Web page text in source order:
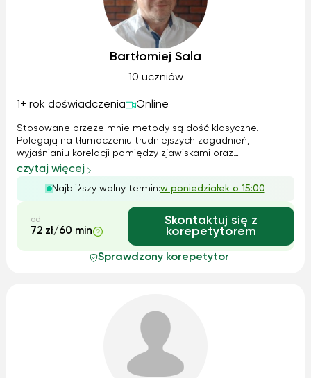
Bartłomiej Sala
10 uczniów
1+ rok doświadczenia Online
Stosowane przeze mnie metody są dość klasyczne.
Polegają na tłumaczeniu trudniejszych zagadnień,
wyjaśnianiu korelacji pomiędzy zjawiskami oraz
podpowiadaniu uczniom na czym winni się skupić
opanowując materiał.
czytaj więcej
Najbliższy wolny termin:w poniedziałek o 15:00
od
72 zł/60 min
Skontaktuj się z
korepetytorem
Sprawdzony korepetytor